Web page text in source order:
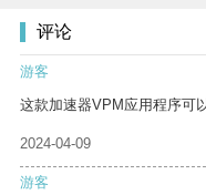
评论
游客
这款加速器VPM应用程序可
2024-04-09
游客